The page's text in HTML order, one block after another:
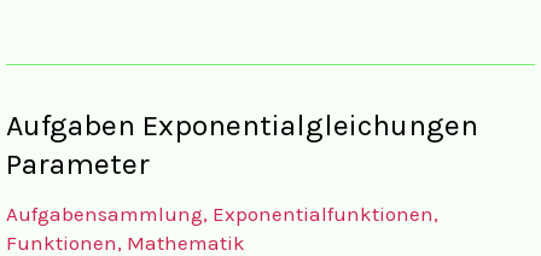
Lösen
Exponentialgleichungen
Aufgaben Exponentialgleichungen
Parameter
Aufgabensammlung, Exponentialfunktionen,
Funktionen, Mathematik